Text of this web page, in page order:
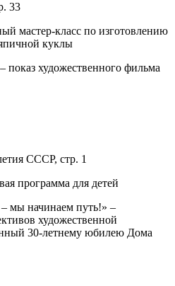
33
мастер-класс по изготовлению
куклы
показ художественного фильма
СССР, стр. 1
программа для детей
– мы начинаем путь!» –
художественной
30-летнему юбилею Дома